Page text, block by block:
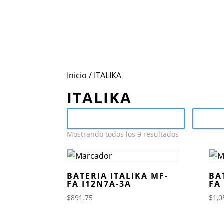
Inicio / ITALIKA
ITALIKA
Mostrando todos los 9 resultados
BATERIA ITALIKA MF-
FA I12N7A-3A
$891.75
FA
$